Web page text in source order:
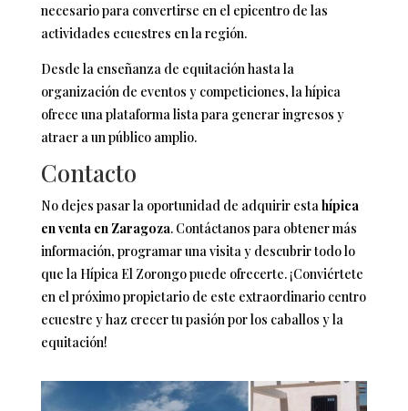
necesario para convertirse en el epicentro de las
actividades ecuestres en la región.
Desde la enseñanza de equitación hasta la
organización de eventos y competiciones, la hípica
ofrece una plataforma lista para generar ingresos y
atraer a un público amplio.
Contacto
No dejes pasar la oportunidad de adquirir esta hípica
en venta en Zaragoza. Contáctanos para obtener más
información, programar una visita y descubrir todo lo
que la Hípica El Zorongo puede ofrecerte. ¡Conviértete
en el próximo propietario de este extraordinario centro
ecuestre y haz crecer tu pasión por los caballos y la
equitación!